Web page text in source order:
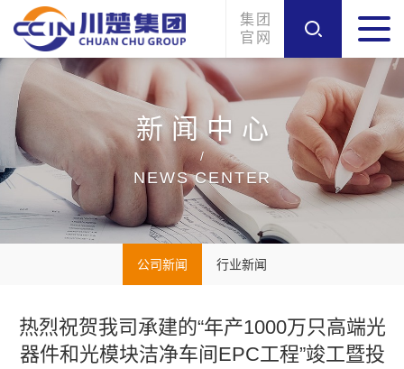
集团
官网
新闻中心
/
NEWS CENTER
公司新闻 行业新闻
热烈祝贺我司承建的“年产1000万只高端光
器件和光模块洁净车间EPC工程”竣工暨投